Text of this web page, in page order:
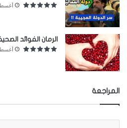
روافد النهر العليا الباردة قد
ولكنها تحتوي على مغذّيات
الطعام القليل المتوفّر من
باستخلاص الأكسجين من الماء.
تقاوم قوّة التيّار الشديدة.
أغسطس
الرمان الفوائد
أغسطس
المراجعة